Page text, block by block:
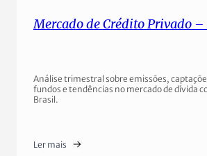
Mercado de Crédito Privado –
Análise trimestral sobre emissões,
fundos e tendências no mercado de dívida
Brasil.
Ler mais